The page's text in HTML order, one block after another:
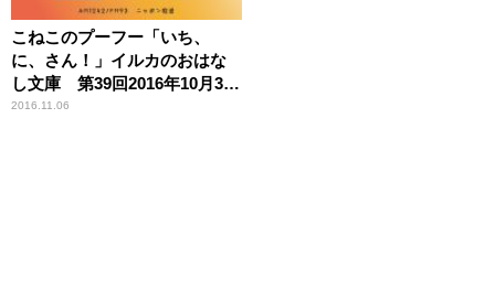
こねこのプーフー「いち、
に、さん！」イルカのおはな
し文庫 第39回2016年10月30
日放送【5ヶ月間限定公開】
2016.11.06